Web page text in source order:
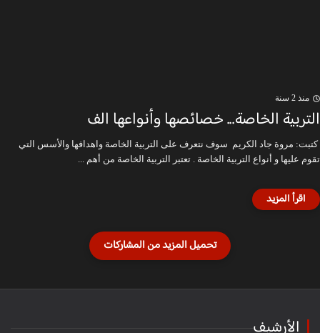
منذ 2 سنة
التربية الخاصة... خصائصها وأنواعها الف
كتبت: مروة جاد الكريم سوف نتعرف على التربية الخاصة واهدافها والأسس التي
تقوم عليها و أنواع التربية الخاصة . تعتبر التربية الخاصة من أهم ...